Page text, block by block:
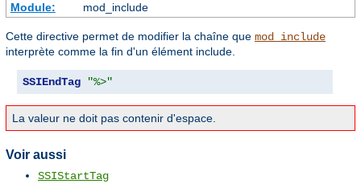
Module:
mod_include
Cette directive permet de modifier la chaîne que mod_include
interprète comme la fin d'un élément include.
SSIEndTag "%>"
La valeur ne doit pas contenir d'espace.
Voir aussi
SSIStartTag